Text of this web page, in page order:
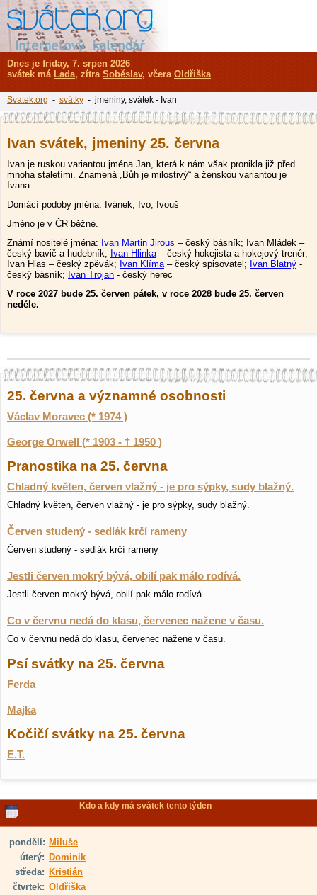
Ivan svátek, jmeniny 25. června
Ivan je ruskou variantou jména Jan, která k nám však pronikla již před
mnoha staletími. Znamená „Bůh je milostivý“ a ženskou variantou je
Ivana.
Domácí podoby jména: Ivánek, Ivo, Ivouš
Jméno je v ČR běžné.
Známí nositelé jména: Ivan Martin Jirous – český básník; Ivan Mládek –
český bavič a hudebník; Ivan Hlinka– český hokejista a hokejový trenér;
Ivan Hlas – český zpěvák; Ivan Klíma– český spisovatel; Ivan Blatný -
český básník; Ivan Trojan - český herec
V roce 2027 bude 25. červen pátek, v roce 2028 bude 25. červen
neděle.
25. června a významné osobnosti
Václav Moravec (* 1974 )
George Orwell (* 1903 - † 1950 )
Pranostika na 25. června
Chladný květen, červen vlažný - je pro sýpky, sudy blažný.
Chladný květen, červen vlažný - je pro sýpky, sudy blažný.
Červen studený - sedlák krčí rameny
Červen studený - sedlák krčí rameny
Jestli červen mokrý bývá, obilí pak málo rodívá.
Jestli červen mokrý bývá, obilí pak málo rodívá.
Co v červnu nedá do klasu, červenec nažene v času.
Co v červnu nedá do klasu, červenec nažene v času.
Psí svátky na 25. června
Ferda
Majka
Kočičí svátky na 25. června
E.T.
Kdo a kdy má svátek tento týden
pondělí: Miluše
úterý: Dominik
středa: Kristián
čtvrtek: Oldřiška
Dnes je friday, 7. srpen 2026
svátek má Lada, zítra Soběslav, včera Oldřiška
Svatek.org - svátky - jmeniny, svátek - Ivan